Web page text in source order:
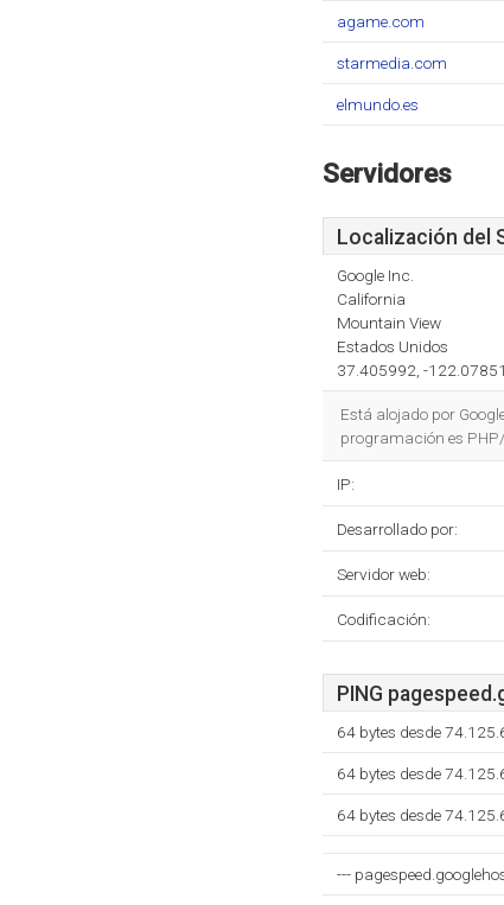
agame.com
starmedia.com
elmundo.es
Servidores
Localización del
Google Inc.
California
Mountain View
Estados Unidos
37.405992, -
Está alojado por
programación es
IP:
Desarrollado por:
Servidor web:
Codificación:
PING
64 bytes desde
64 bytes desde
64 bytes desde
---